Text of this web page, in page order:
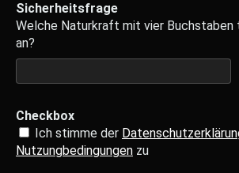
Sicherheitsfrage
Welche Naturkraft mit vier Buchstaben
an?
Checkbox
Ich stimme der
Nutzungbedingungen zu